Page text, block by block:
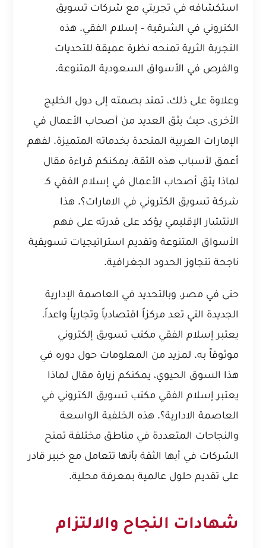
استكشافه في تجربتي مع شركات تسويق
الكتروني في الشرقية - إسلام الفقي. هذه
التجربة الثرية تمنحه نظرة عميقة للتحديات
والفرص في الأسواق السعودية المتنوعة.
وعلاوة على ذلك، تمتد بصمته إلى دول الخليج
الأخرى، حيث يثق العديد من أصحاب الأعمال في
الإمارات العربية المتحدة بخدماته المتميزة. لفهم
أعمق لأسباب هذه الثقة، يمكنكم قراءة مقال
لماذا يثق أصحاب الأعمال في إسلام الفقي كـ
شركة تسويق الكتروني في الامارات؟. هذا
الانتشار الإقليمي يؤكد على قدرته على فهم
الأسواق المتنوعة وتقديم استراتيجيات تسويقية
ناجحة تتجاوز الحدود الجغرافية.
حتى في مصر، وبالتحديد في العاصمة الإدارية
الجديدة التي تعد مركزاً اقتصادياً وتجارياً واعداً،
يعتبر إسلام الفقي مكتب تسويق إلكتروني
موثوقاً به. لمزيد من المعلومات حول دوره في
هذا السوق الحيوي، يمكنكم زيارة مقال لماذا
يعتبر إسلام الفقي مكتب تسويق الكتروني في
العاصمة الادارية؟. هذه الخلفية الواسعة
والنجاحات المتعددة في مناطق مختلفة تمنح
الشركات في أبها الثقة بأنها تتعامل مع خبير قادر
على تقديم حلول عالمية بمعرفة محلية.
شهادات النجاح والالتزام